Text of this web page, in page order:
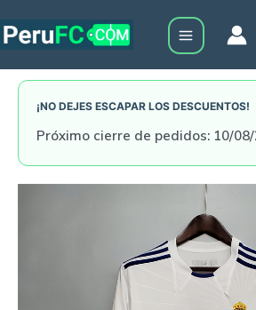
to
Main
Menu
¡NO DEJES ESCAPAR LOS DESCUENTOS!
Próximo cierre de pedidos: 10/